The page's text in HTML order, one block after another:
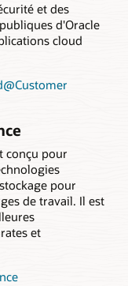
et des
d'Oracle
cloud
conçu pour
pour
de travail. Il est
et